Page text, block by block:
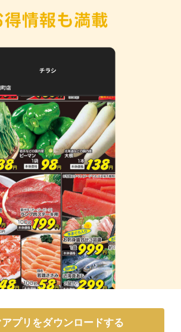
プリをダウンロードする